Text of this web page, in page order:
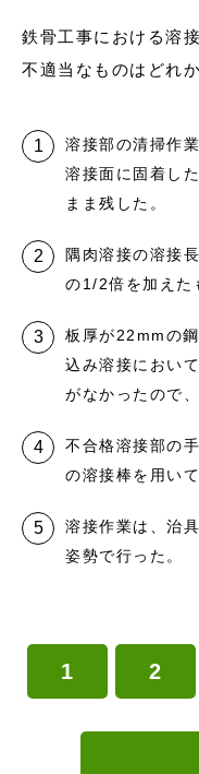
鉄骨工事における溶
不適当なものはどれか
溶接部の清掃作
溶接面に固着し
まま残した。
隅肉溶接の溶接
の1/2倍を加えた
板厚が22mmの
込み溶接におい
がなかったので
不合格溶接部の
の溶接棒を用いて
溶接作業は、治
姿勢で行った。
1 2